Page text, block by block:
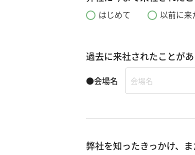
はじめて 以前に来
過去に来社されたことが
●会場名
弊社を知ったきっかけ、